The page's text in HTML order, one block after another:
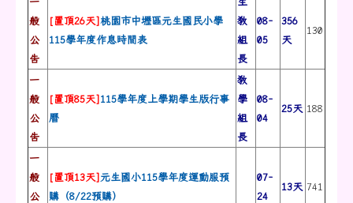
般
公
告
[置頂26天] 桃園市中壢區元生國民小學
115學年度作息時間表
教
組
長
08-
05
356
天
130
一
般
公
告
[置頂85天] 115學年度上學期學生版行事
曆
教
學
組
長
08-
04
25天 188
一
般
公
[置頂13天] 元生國小115學年度運動服預
購（8/22預購）
07-
24
13天 741